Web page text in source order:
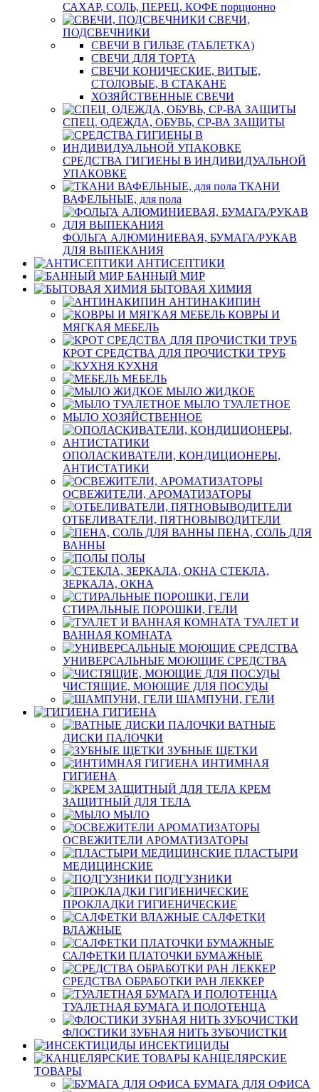
САХАР, СОЛЬ, ПЕРЕЦ, КОФЕ порционно
СВЕЧИ,
ПОДСВЕЧНИКИ
СВЕЧИ В ГИЛЬЗЕ (ТАБЛЕТКА)
СВЕЧИ ДЛЯ ТОРТА
СВЕЧИ КОНИЧЕСКИЕ, ВИТЫЕ,
СТОЛОВЫЕ, В СТАКАНЕ
ХОЗЯЙСТВЕННЫЕ СВЕЧИ
СПЕЦ. ОДЕЖДА, ОБУВЬ, СР-ВА ЗАЩИТЫ
СРЕДСТВА ГИГИЕНЫ В ИНДИВИДУАЛЬНОЙ
УПАКОВКЕ
ТКАНИ
ВАФЕЛЬНЫЕ, для пола
ФОЛЬГА АЛЮМИНИЕВАЯ, БУМАГА/РУКАВ
ДЛЯ ВЫПЕКАНИЯ
АНТИСЕПТИКИ
БАННЫЙ МИР
БЫТОВАЯ ХИМИЯ
АНТИНАКИПИН
КОВРЫ И
МЯГКАЯ МЕБЕЛЬ
КРОТ СРЕДСТВА ДЛЯ ПРОЧИСТКИ ТРУБ
КУХНЯ
МЕБЕЛЬ
МЫЛО ЖИДКОЕ
МЫЛО ТУАЛЕТНОЕ
МЫЛО ХОЗЯЙСТВЕННОЕ
ОПОЛАСКИВАТЕЛИ, КОНДИЦИОНЕРЫ,
АНТИСТАТИКИ
ОСВЕЖИТЕЛИ, АРОМАТИЗАТОРЫ
ОТБЕЛИВАТЕЛИ, ПЯТНОВЫВОДИТЕЛИ
ПЕНА, СОЛЬ ДЛЯ
ВАННЫ
ПОЛЫ
СТЕКЛА,
ЗЕРКАЛА, ОКНА
СТИРАЛЬНЫЕ ПОРОШКИ, ГЕЛИ
ТУАЛЕТ И
ВАННАЯ КОМНАТА
УНИВЕРСАЛЬНЫЕ МОЮЩИЕ СРЕДСТВА
ЧИСТЯЩИЕ, МОЮЩИЕ ДЛЯ ПОСУДЫ
ШАМПУНИ, ГЕЛИ
ГИГИЕНА
ВАТНЫЕ
ДИСКИ ПАЛОЧКИ
ЗУБНЫЕ ЩЕТКИ
ИНТИМНАЯ
ГИГИЕНА
КРЕМ
ЗАЩИТНЫЙ ДЛЯ ТЕЛА
МЫЛО
ОСВЕЖИТЕЛИ АРОМАТИЗАТОРЫ
ПЛАСТЫРИ
МЕДИЦИНСКИЕ
ПОДГУЗНИКИ
ПРОКЛАДКИ ГИГИЕНИЧЕСКИЕ
САЛФЕТКИ
ВЛАЖНЫЕ
САЛФЕТКИ ПЛАТОЧКИ БУМАЖНЫЕ
СРЕДСТВА ОБРАБОТКИ РАН ЛЕККЕР
ТУАЛЕТНАЯ БУМАГА И ПОЛОТЕНЦА
ФЛОСТИКИ ЗУБНАЯ НИТЬ ЗУБОЧИСТКИ
ИНСЕКТИЦИДЫ
КАНЦЕЛЯРСКИЕ
ТОВАРЫ
БУМАГА ДЛЯ ОФИСА